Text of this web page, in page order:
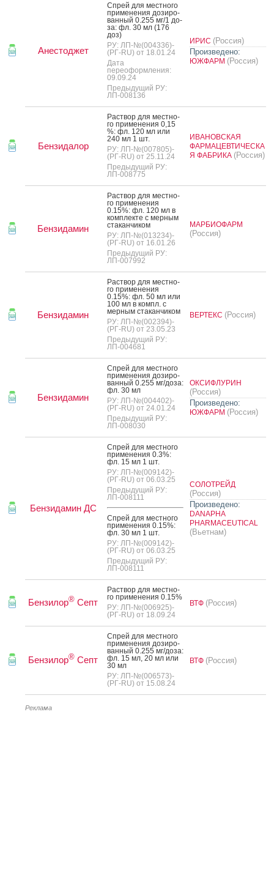
Анестоджет
Спрей для мес­тно­го
при­мене­ния до­зиро­
ван­ный 0.255 мг/1 до­
за: фл. 30 мл (176
доз)
РУ: ЛП-№(004336)-
(РГ-RU) от 18.01.24
Дата
переоформления:
09.09.24
Предыдущий РУ:
ЛП-008136
ИРИС (Россия)
Произведено:
ЮЖФАРМ (Россия)
Бензидалор
Рас­твор для мес­тно­
го при­мене­ния 0,15
%: фл. 120 мл или
240 мл 1 шт.
РУ: ЛП-№(007805)-
(РГ-RU) от 25.11.24
Предыдущий РУ:
ЛП-008775
ИВАНОВСКАЯ
ФАРМАЦЕВТИЧЕСКА
Я ФАБРИКА (Россия)
Бензидамин
Рас­твор для мес­тно­
го при­мене­ния
0.15%: фл. 120 мл в
ком­плек­те с мер­ным
ста­кан­чи­ком
РУ: ЛП-№(013234)-
(РГ-RU) от 16.01.26
Предыдущий РУ:
ЛП-007992
МАРБИОФАРМ
(Россия)
Бензидамин
Рас­твор для мес­тно­
го при­мене­ния
0.15%: фл. 50 мл или
100 мл в компл. с
мер­ным ста­кан­чи­ком
РУ: ЛП-№(002394)-
(РГ-RU) от 23.05.23
Предыдущий РУ:
ЛП-004681
ВЕРТЕКС (Россия)
Бензидамин
Спрей для мес­тно­го
при­мене­ния до­зиро­
ван­ный 0.255 мг/до­за:
фл. 30 мл
РУ: ЛП-№(004402)-
(РГ-RU) от 24.01.24
Предыдущий РУ:
ЛП-008030
ОКСИФЛУРИН
(Россия)
Произведено:
ЮЖФАРМ (Россия)
Бензидамин ДС
Спрей для мес­тно­го
при­мене­ния 0.3%:
фл. 15 мл 1 шт.
РУ: ЛП-№(009142)-
(РГ-RU) от 06.03.25
Предыдущий РУ:
ЛП-008111
Спрей для мес­тно­го
при­мене­ния 0.15%:
фл. 30 мл 1 шт.
РУ: ЛП-№(009142)-
(РГ-RU) от 06.03.25
Предыдущий РУ:
ЛП-008111
СОЛОТРЕЙД
(Россия)
Произведено:
DANAPHA
PHARMACEUTICAL
(Вьетнам)
Бензилор® Септ
Рас­твор для мес­тно­
го при­мене­ния 0.15%
РУ: ЛП-№(006925)-
(РГ-RU) от 18.09.24
ВТФ (Россия)
Бензилор® Септ
Спрей для мес­тно­го
при­мене­ния до­зиро­
ван­ный 0.255 мг/до­за:
фл. 15 мл, 20 мл или
30 мл
РУ: ЛП-№(006573)-
(РГ-RU) от 15.08.24
ВТФ (Россия)
Реклама